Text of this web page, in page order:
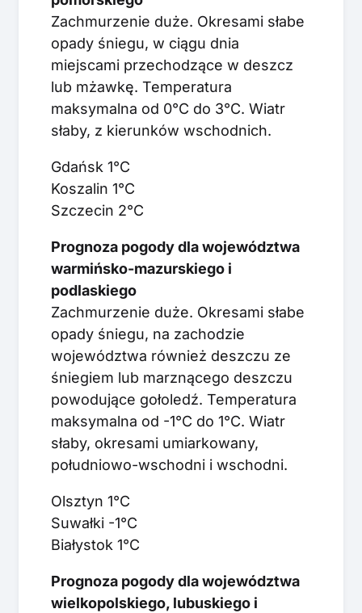
Zachmurzenie duże. Okresami słabe
opady śniegu, w ciągu dnia
miejscami przechodzące w deszcz
lub mżawkę. Temperatura
maksymalna od 0°C do 3°C. Wiatr
słaby, z kierunków wschodnich.
Gdańsk 1°C
Koszalin 1°C
Szczecin 2°C
Prognoza pogody dla województwa
warmińsko-mazurskiego i
podlaskiego
Zachmurzenie duże. Okresami słabe
opady śniegu, na zachodzie
województwa również deszczu ze
śniegiem lub marznącego deszczu
powodujące gołoledź. Temperatura
maksymalna od -1°C do 1°C. Wiatr
słaby, okresami umiarkowany,
południowo-wschodni i wschodni.
Olsztyn 1°C
Suwałki -1°C
Białystok 1°C
Prognoza pogody dla województwa
wielkopolskiego, lubuskiego i